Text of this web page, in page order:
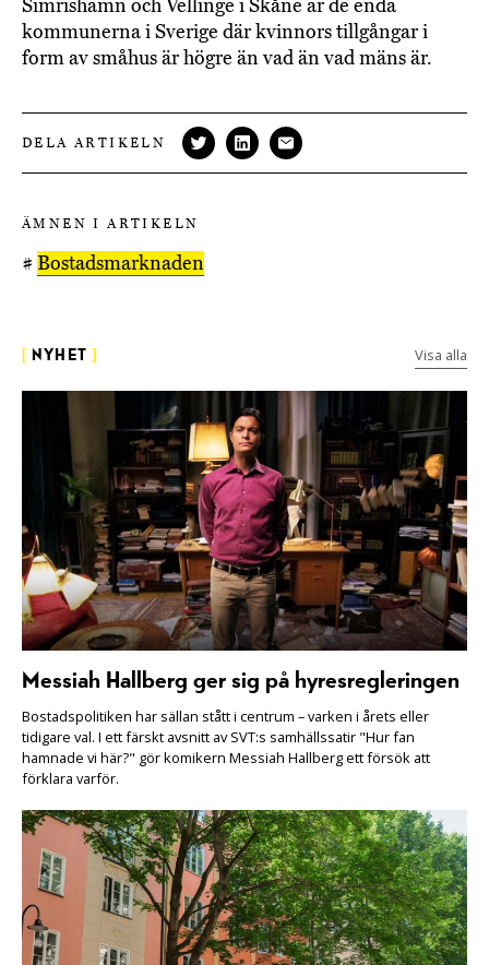
Simrishamn och Vellinge i Skåne är de enda
kommunerna i Sverige där kvinnors tillgångar i
form av småhus är högre än vad än vad mäns är.
DELA ARTIKELN
ÄMNEN I ARTIKELN
# Bostadsmarknaden
[ NYHET ] Visa alla
Messiah Hallberg ger sig på hyresregleringen
Bostadspolitiken har sällan stått i centrum – varken i årets eller
tidigare val. I ett färskt avsnitt av SVT:s samhällssatir "Hur fan
hamnade vi här?" gör komikern Messiah Hallberg ett försök att
förklara varför.